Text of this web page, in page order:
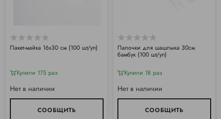
Пакет-майка 16х30 см (100 шт/уп)
Купили 175 раз
Нет в наличии
СООБЩИТЬ
Палочки для шашлыка 30см
бамбук (100 шт/уп)
Купили 18 раз
Нет в наличии
СООБЩИТЬ